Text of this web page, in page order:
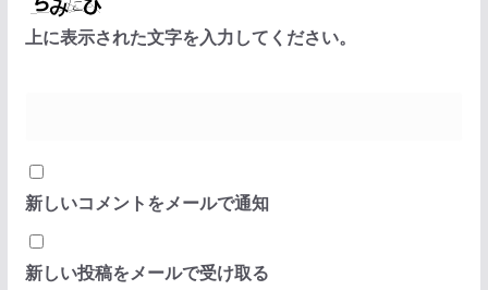
上に表示された文字を入力してください。
新しいコメントをメールで通知
新しい投稿をメールで受け取る